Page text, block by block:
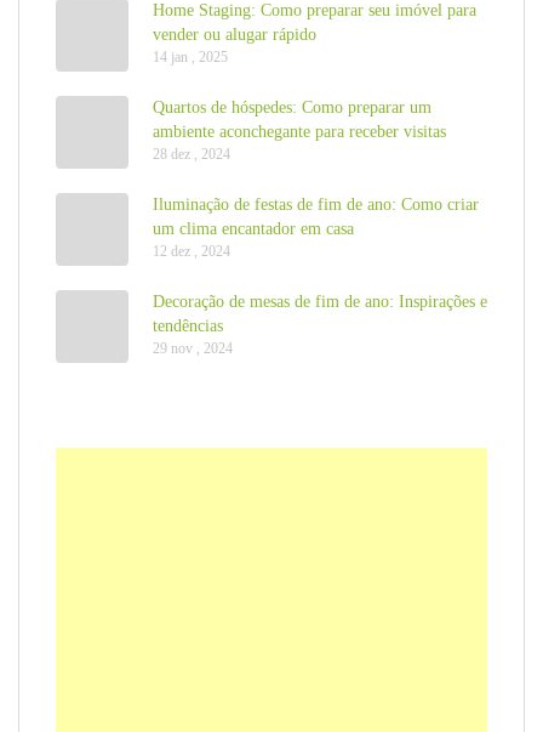
Home Staging: Como preparar seu imóvel para
vender ou alugar rápido
14 jan , 2025
Quartos de hóspedes: Como preparar um
ambiente aconchegante para receber visitas
28 dez , 2024
Iluminação de festas de fim de ano: Como criar
um clima encantador em casa
12 dez , 2024
Decoração de mesas de fim de ano: Inspirações e
tendências
29 nov , 2024